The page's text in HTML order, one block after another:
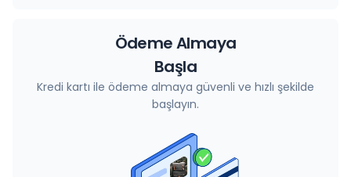
Ödeme Almaya
Başla
Kredi kartı ile ödeme almaya güvenli ve hızlı şekilde
başlayın.